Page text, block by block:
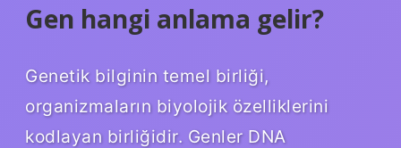
Gen hangi anlama gelir?
Genetik bilginin temel birliği,
organizmaların biyolojik özelliklerini
kodlayan birliğidir. Genler DNA